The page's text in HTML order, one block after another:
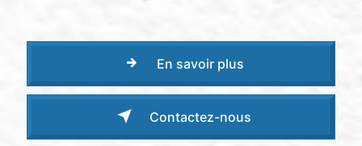
En savoir plus
Contactez-nous